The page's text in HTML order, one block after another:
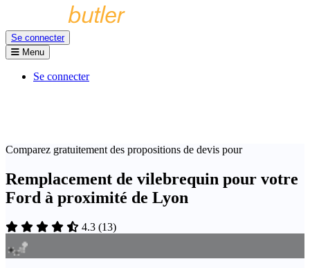
Se connecter
Menu
Se connecter
Comparez gratuitement des propositions de devis pour
Remplacement de vilebrequin pour votre
Ford à proximité de Lyon
4.3 (13)